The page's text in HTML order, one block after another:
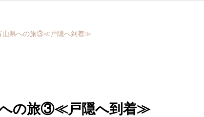
山県への旅③≪戸隠へ到着≫
への旅③≪戸隠へ到着≫